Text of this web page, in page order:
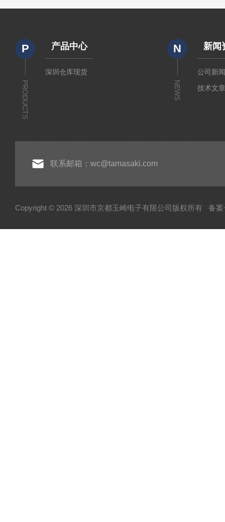
P
PRODUCTS
产品中心
深圳仓库现货
N
NEWS
新闻
公司新
技术文
联系邮箱：wc@tamasaki.com
Copyright © 2026 深圳市京都玉崎电子有限公司版权所有 备案